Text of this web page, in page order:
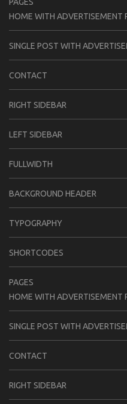
PAGES
HOME WITH ADVERTISEMENT
SINGLE POST WITH
CONTACT
RIGHT SIDEBAR
LEFT SIDEBAR
FULLWIDTH
BACKGROUND HEADER
TYPOGRAPHY
SHORTCODES
PAGES
HOME WITH ADVERTISEMENT
SINGLE POST WITH
CONTACT
RIGHT SIDEBAR